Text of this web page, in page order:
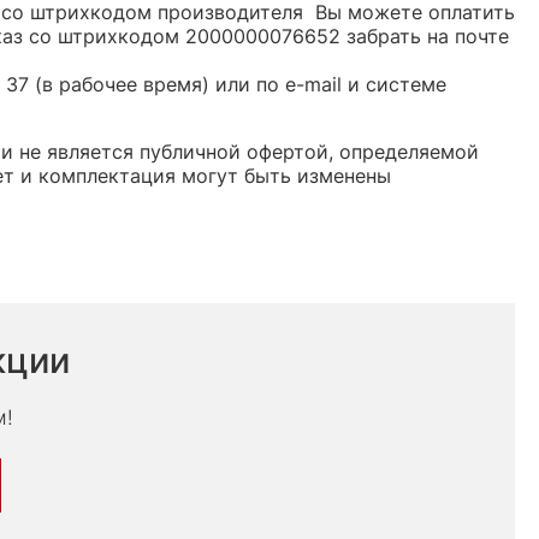
штрихкодом производителя Вы можете оплатить
со штрихкодом 2000000076652 забрать на почте
(в рабочее время) или по e-mail и системе
не является публичной офертой, определяемой
и комплектация могут быть изменены